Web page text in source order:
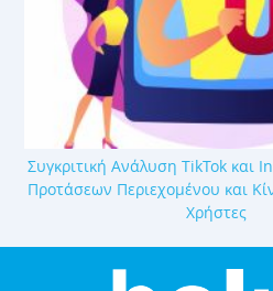
Απαγόρευση κινητών
κοινωνικής δικτύωσης:
έρευνα